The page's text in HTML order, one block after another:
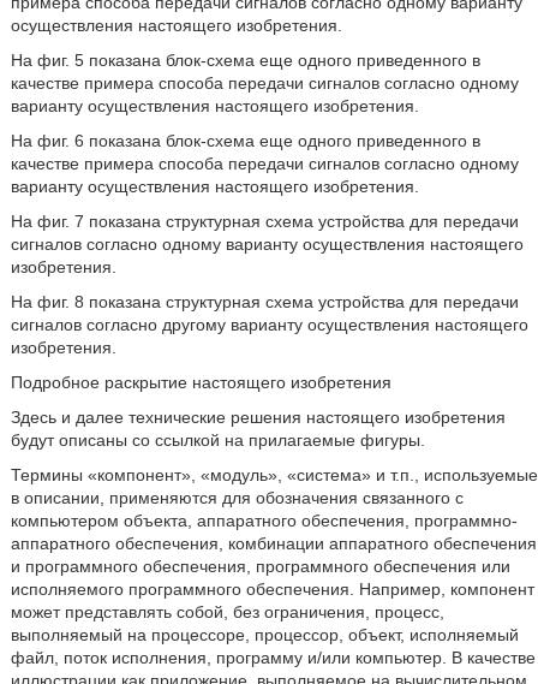
осуществления настоящего изобретения.
На фиг. 5 показана блок-схема еще одного приведенного в
качестве примера способа передачи сигналов согласно одному
варианту осуществления настоящего изобретения.
На фиг. 6 показана блок-схема еще одного приведенного в
качестве примера способа передачи сигналов согласно одному
варианту осуществления настоящего изобретения.
На фиг. 7 показана структурная схема устройства для передачи
сигналов согласно одному варианту осуществления настоящего
изобретения.
На фиг. 8 показана структурная схема устройства для передачи
сигналов согласно другому варианту осуществления настоящего
изобретения.
Подробное раскрытие настоящего изобретения
Здесь и далее технические решения настоящего изобретения
будут описаны со ссылкой на прилагаемые фигуры.
Термины «компонент», «модуль», «система» и т.п., используемые
в описании, применяются для обозначения связанного с
компьютером объекта, аппаратного обеспечения, программно-
аппаратного обеспечения, комбинации аппаратного обеспечения
и программного обеспечения, программного обеспечения или
исполняемого программного обеспечения. Например, компонент
может представлять собой, без ограничения, процесс,
выполняемый на процессоре, процессор, объект, исполняемый
файл, поток исполнения, программу и/или компьютер. В качестве
иллюстрации как приложение, выполняемое на вычислительном